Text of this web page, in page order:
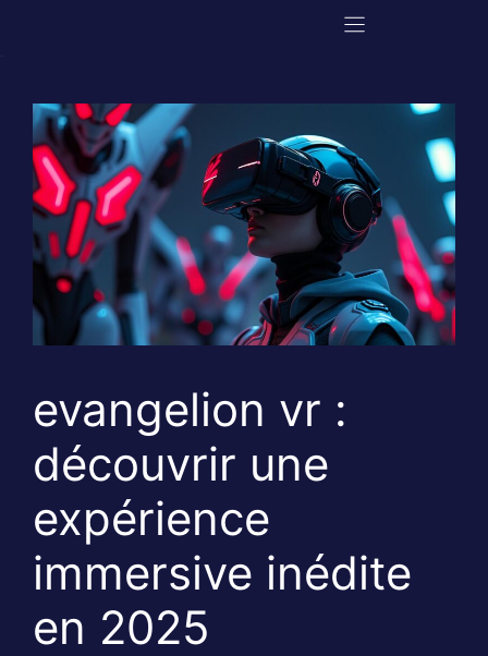
evangelion vr :
découvrir une
expérience
immersive inédite
en 2025